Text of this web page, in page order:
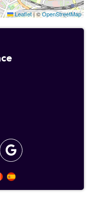
Leaflet|©OpenStreetMap